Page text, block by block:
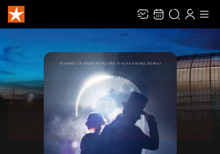
Recevez toute l’actualité en vous abonnant à
ENVOYER
Rivaj Group traite votre adresse électronique pour la gestion de votre abonnement à
Zénith Limoges Métropole. Vous pouvez retirer votre consentement
à tout moment. Pour en savoir plus, consultez notre
politique de protection des